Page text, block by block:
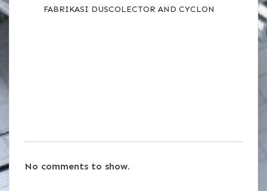
FABRIKASI DUSCOLECTOR AND CYCLON
No comments to show.